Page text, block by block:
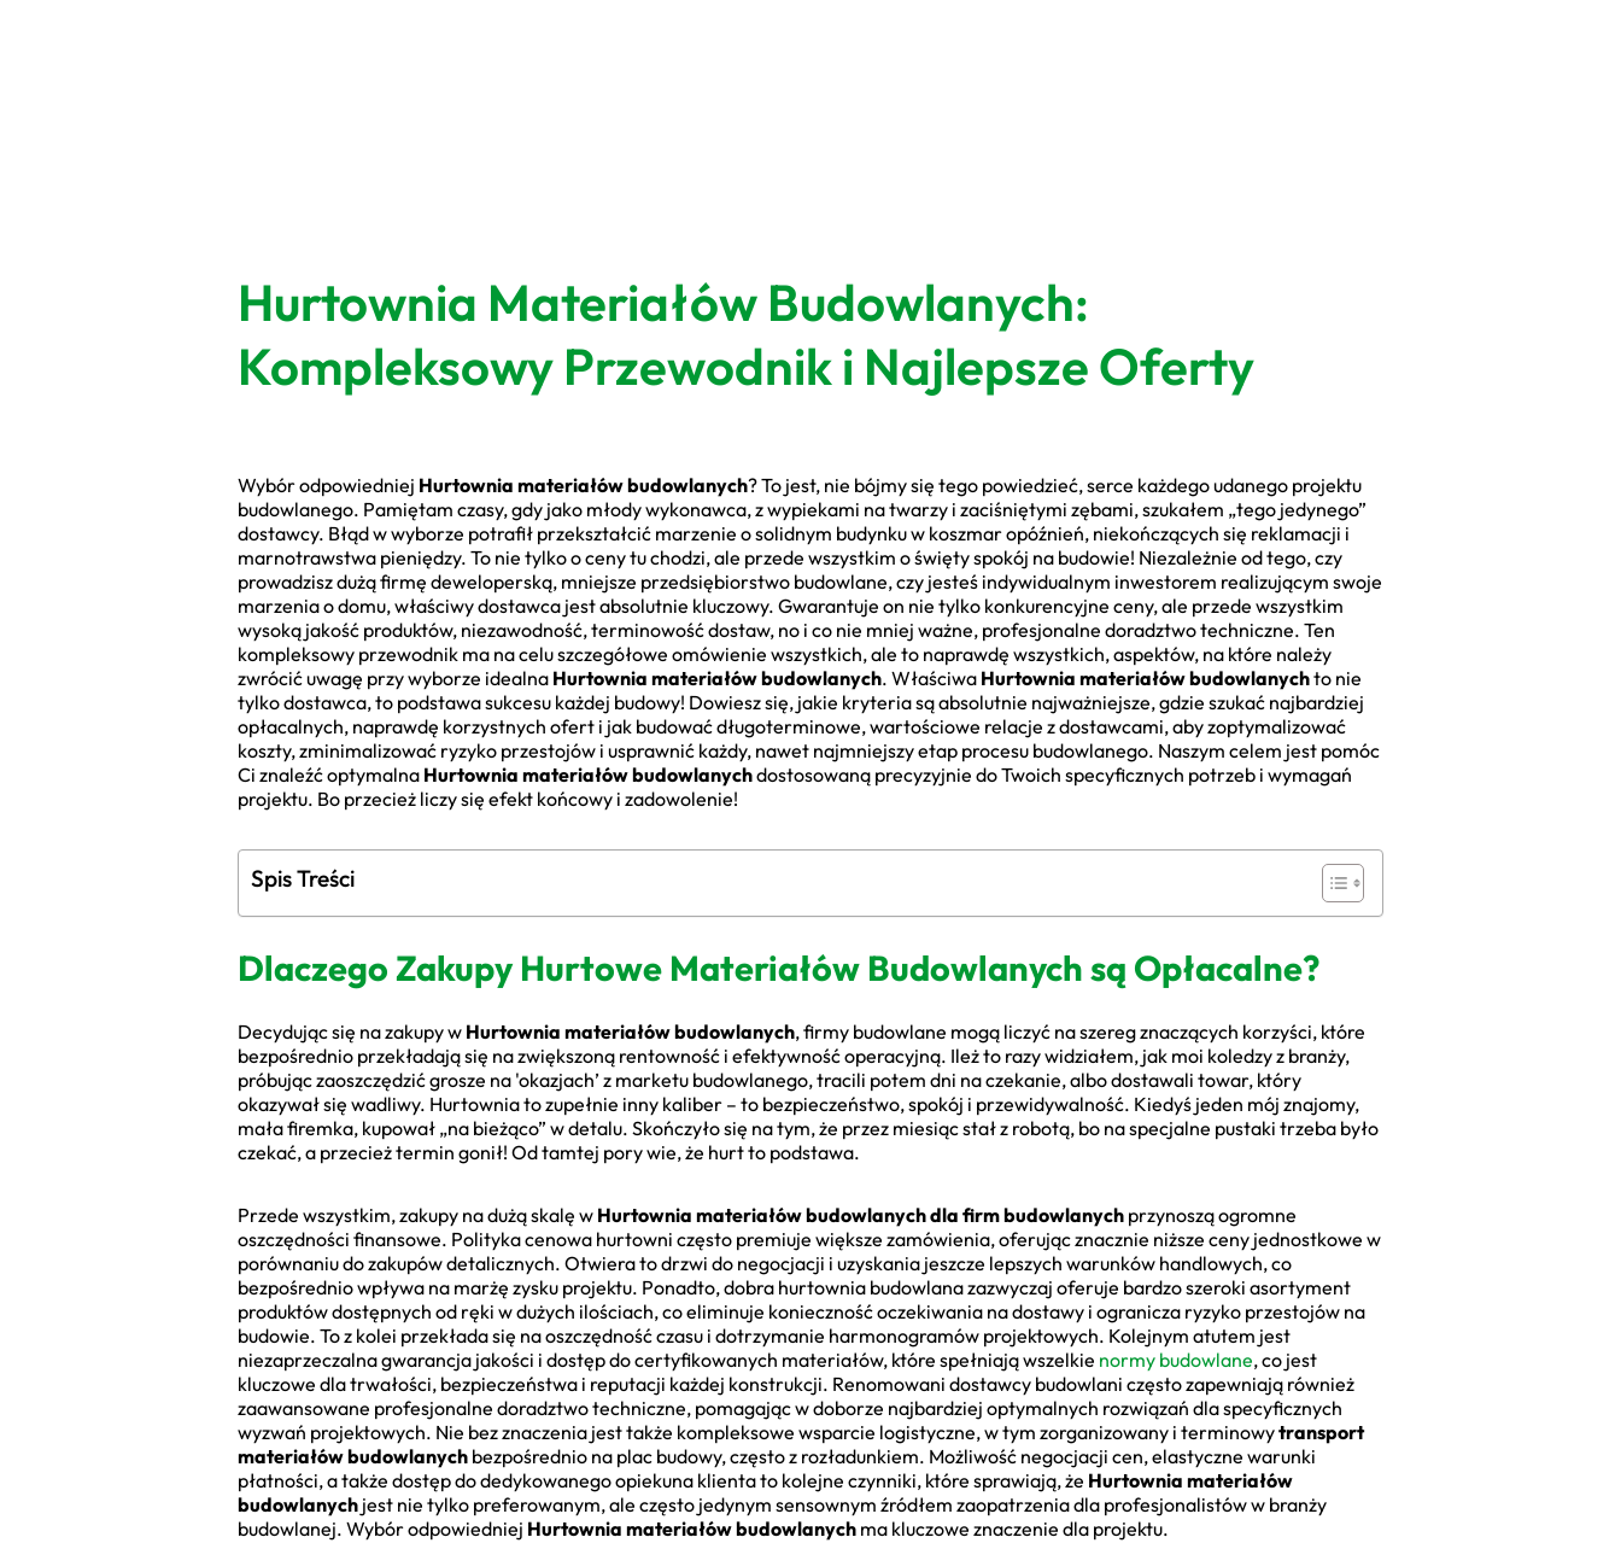
Hurtownia Materiałów Budowlanych:
Kompleksowy Przewodnik i Najlepsze Oferty
Wybór odpowiedniej Hurtownia materiałów budowlanych? To jest, nie bójmy się tego powiedzieć, serce każdego udanego projektu
budowlanego. Pamiętam czasy, gdy jako młody wykonawca, z wypiekami na twarzy i zaciśniętymi zębami, szukałem „tego jedynego”
dostawcy. Błąd w wyborze potrafił przekształcić marzenie o solidnym budynku w koszmar opóźnień, niekończących się reklamacji i
marnotrawstwa pieniędzy. To nie tylko o ceny tu chodzi, ale przede wszystkim o święty spokój na budowie! Niezależnie od tego, czy
prowadzisz dużą firmę deweloperską, mniejsze przedsiębiorstwo budowlane, czy jesteś indywidualnym inwestorem realizującym swoje
marzenia o domu, właściwy dostawca jest absolutnie kluczowy. Gwarantuje on nie tylko konkurencyjne ceny, ale przede wszystkim
wysoką jakość produktów, niezawodność, terminowość dostaw, no i co nie mniej ważne, profesjonalne doradztwo techniczne. Ten
kompleksowy przewodnik ma na celu szczegółowe omówienie wszystkich, ale to naprawdę wszystkich, aspektów, na które należy
zwrócić uwagę przy wyborze idealna Hurtownia materiałów budowlanych. Właściwa Hurtownia materiałów budowlanychto nie
tylko dostawca, to podstawa sukcesu każdej budowy! Dowiesz się, jakie kryteria są absolutnie najważniejsze, gdzie szukać najbardziej
opłacalnych, naprawdę korzystnych ofert i jak budować długoterminowe, wartościowe relacje z dostawcami, aby zoptymalizować
koszty, zminimalizować ryzyko przestojów i usprawnić każdy, nawet najmniejszy etap procesu budowlanego. Naszym celem jest pomóc
Ci znaleźć optymalna Hurtownia materiałów budowlanychdostosowaną precyzyjnie do Twoich specyficznych potrzeb i wymagań
projektu. Bo przecież liczy się efekt końcowy i zadowolenie!
Spis Treści
Dlaczego Zakupy Hurtowe Materiałów Budowlanych są Opłacalne?
Decydując się na zakupy w Hurtownia materiałów budowlanych, firmy budowlane mogą liczyć na szereg znaczących korzyści, które
bezpośrednio przekładają się na zwiększoną rentowność i efektywność operacyjną. Ileż to razy widziałem, jak moi koledzy z branży,
próbując zaoszczędzić grosze na 'okazjach’ z marketu budowlanego, tracili potem dni na czekanie, albo dostawali towar, który
okazywał się wadliwy. Hurtownia to zupełnie inny kaliber – to bezpieczeństwo, spokój i przewidywalność. Kiedyś jeden mój znajomy,
mała firemka, kupował „na bieżąco” w detalu. Skończyło się na tym, że przez miesiąc stał z robotą, bo na specjalne pustaki trzeba było
czekać, a przecież termin gonił! Od tamtej pory wie, że hurt to podstawa.
Przede wszystkim, zakupy na dużą skalę w Hurtownia materiałów budowlanych dla firm budowlanych przynoszą ogromne
oszczędności finansowe. Polityka cenowa hurtowni często premiuje większe zamówienia, oferując znacznie niższe ceny jednostkowe w
porównaniu do zakupów detalicznych. Otwiera to drzwi do negocjacji i uzyskania jeszcze lepszych warunków handlowych, co
bezpośrednio wpływa na marżę zysku projektu. Ponadto, dobra hurtownia budowlana zazwyczaj oferuje bardzo szeroki asortyment
produktów dostępnych od ręki w dużych ilościach, co eliminuje konieczność oczekiwania na dostawy i ogranicza ryzyko przestojów na
budowie. To z kolei przekłada się na oszczędność czasu i dotrzymanie harmonogramów projektowych. Kolejnym atutem jest
niezaprzeczalna gwarancja jakości i dostęp do certyfikowanych materiałów, które spełniają wszelkie normy budowlane, co jest
kluczowe dla trwałości, bezpieczeństwa i reputacji każdej konstrukcji. Renomowani dostawcy budowlani często zapewniają również
zaawansowane profesjonalne doradztwo techniczne, pomagając w doborze najbardziej optymalnych rozwiązań dla specyficznych
wyzwań projektowych. Nie bez znaczenia jest także kompleksowe wsparcie logistyczne, w tym zorganizowany i terminowytransport
materiałów budowlanych bezpośrednio na plac budowy, często z rozładunkiem. Możliwość negocjacji cen, elastyczne warunki
płatności, a także dostęp do dedykowanego opiekuna klienta to kolejne czynniki, które sprawiają, że Hurtownia materiałów
budowlanych jest nie tylko preferowanym, ale często jedynym sensownym źródłem zaopatrzenia dla profesjonalistów w branży
budowlanej. Wybór odpowiedniej Hurtownia materiałów budowlanych ma kluczowe znaczenie dla projektu.